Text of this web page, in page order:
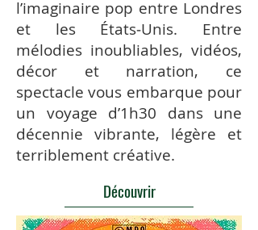
l’imaginaire pop entre Londres
et les États‑Unis. Entre
mélodies inoubliables, vidéos,
décor et narration, ce
spectacle vous embarque pour
un voyage d’1h30 dans une
décennie vibrante, légère et
terriblement créative.
Découvrir